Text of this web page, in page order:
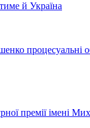
й Україна
процесуальні
премії імені